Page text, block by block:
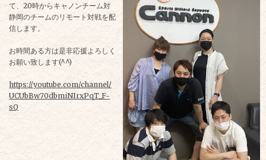
て、20時からキャノンチーム対
静岡のチームのリモート対戦を配
信します。
お時間ある方は是非応援よろしく
お願い致します(^^)
https://youtube.com/channel/
UCUbBw70dbmiNIrxPqT_F-
sQ